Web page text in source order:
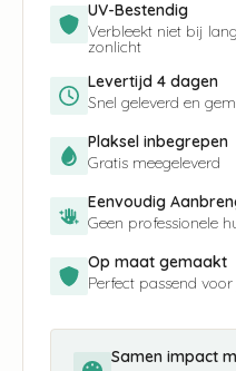
UV-Bestendig
Verbleekt niet bij
zonlicht
Levertijd 4 dagen
Snel geleverd en
Plaksel inbegrepen
Gratis meegeleverd
Eenvoudig
Geen professionele
Op maat gemaakt
Perfect passend
Samen impact